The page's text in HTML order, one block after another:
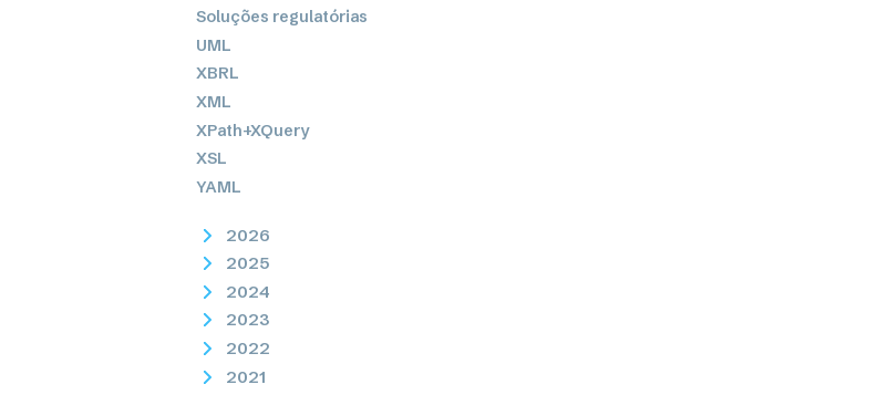
Soluções regulatórias
UML
XBRL
XML
XPath+XQuery
XSL
YAML
2026
2025
2024
2023
2022
2021